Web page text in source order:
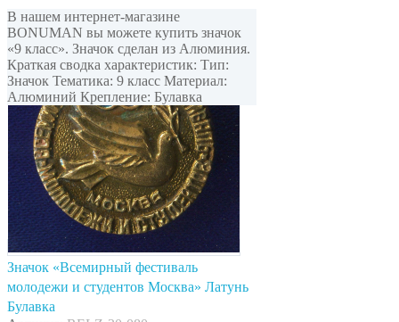
В нашем интернет-магазине
BONUMAN вы можете купить значок
«9 класс». Значок сделан из Алюминия.
Краткая сводка характеристик: Тип:
Значок Тематика: 9 класс Материал:
Алюминий Крепление: Булавка
Значок «Всемирный фестиваль
молодежи и студентов Москва» Латунь
Булавка